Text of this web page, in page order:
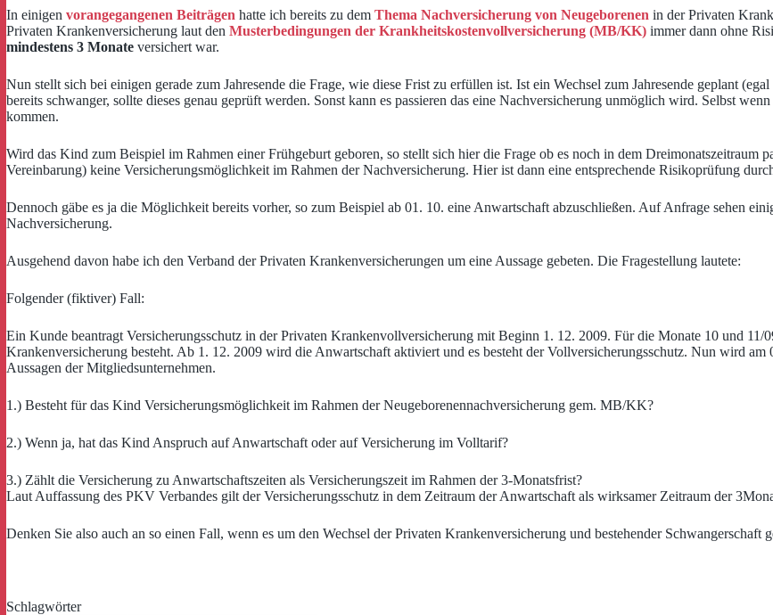
In einigen vorangegangenen Beiträgen hatte ich bereits zu dem Thema Nachversicherung von Neugeborenen in der Privaten
Privaten Krankenversicherung laut den Musterbedingungen der Krankheitskostenvollversicherung (MB/KK) immer dann ohne
mindestens 3 Monate versichert war.
Nun stellt sich bei einigen gerade zum Jahresende die Frage, wie diese Frist zu erfüllen ist. Ist ein Wechsel zum Jahresende geplant
bereits schwanger, sollte dieses genau geprüft werden. Sonst kann es passieren das eine Nachversicherung unmöglich wird. Selbst
kommen.
Wird das Kind zum Beispiel im Rahmen einer Frühgeburt geboren, so stellt sich hier die Frage ob es noch in dem Dreimonatszeitraum
Vereinbarung) keine Versicherungsmöglichkeit im Rahmen der Nachversicherung. Hier ist dann eine entsprechende Risikoprüfung
Dennoch gäbe es ja die Möglichkeit bereits vorher, so zum Beispiel ab 01. 10. eine Anwartschaft abzuschließen. Auf Anfrage sehen
Nachversicherung.
Ausgehend davon habe ich den Verband der Privaten Krankenversicherungen um eine Aussage gebeten. Die Fragestellung lautete:
Folgender (fiktiver) Fall:
Ein Kunde beantragt Versicherungsschutz in der Privaten Krankenvollversicherung mit Beginn 1. 12. 2009. Für die Monate 10 und
Krankenversicherung besteht. Ab 1. 12. 2009 wird die Anwartschaft aktiviert und es besteht der Vollversicherungsschutz. Nun wird
Aussagen der Mitgliedsunternehmen.
1.) Besteht für das Kind Versicherungsmöglichkeit im Rahmen der Neugeborenennachversicherung gem. MB/KK?
2.) Wenn ja, hat das Kind Anspruch auf Anwartschaft oder auf Versicherung im Volltarif?
3.) Zählt die Versicherung zu Anwartschaftszeiten als Versicherungszeit im Rahmen der 3-Monatsfrist?
Laut Auffassung des PKV Verbandes gilt der Versicherungsschutz in dem Zeitraum der Anwartschaft als wirksamer Zeitraum der
Denken Sie also auch an so einen Fall, wenn es um den Wechsel der Privaten Krankenversicherung und bestehender Schwangerschaft
Schlagwörter